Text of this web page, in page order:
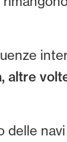
altre
delle